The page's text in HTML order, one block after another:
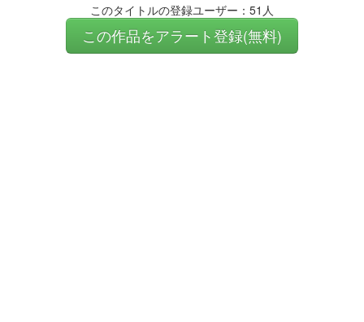
このタイトルの登録ユーザー：51人
この作品をアラート登録(無料)